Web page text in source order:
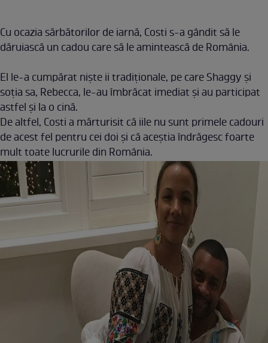
Cu ocazia sărbătorilor de iarnă, Costi s-a gândit să le
dăruiască un cadou care să le amintească de România.
El le-a cumpărat niște ii tradiționale, pe care Shaggy și
soția sa, Rebecca, le-au îmbrăcat imediat și au participat
astfel și la o cină.
De altfel, Costi a mărturisit că iile nu sunt primele cadouri
de acest fel pentru cei doi și că aceștia îndrăgesc foarte
mult toate lucrurile din România.